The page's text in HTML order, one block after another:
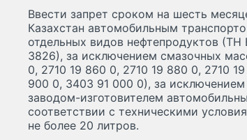
Ввести запрет сроком на шесть
Казахстан автомобильным
отдельных видов нефтепродуктов
3826), за исключением смазочных
0, 2710 19 860 0, 2710 19 880 0, 2710
900 0, 3403 91 000 0), за
заводом-изготовителем
соответствии с техническими
не более 20 литров.